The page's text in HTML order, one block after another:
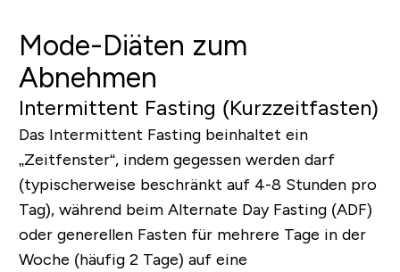
Mode-Diäten zum
Abnehmen
Intermittent Fasting (Kurzzeitfasten)
Das Intermittent Fasting beinhaltet ein
„Zeitfenster“, indem gegessen werden darf
(typischerweise beschränkt auf 4-8 Stunden pro
Tag), während beim Alternate Day Fasting (ADF)
oder generellen Fasten für mehrere Tage in der
Woche (häufig 2 Tage) auf eine